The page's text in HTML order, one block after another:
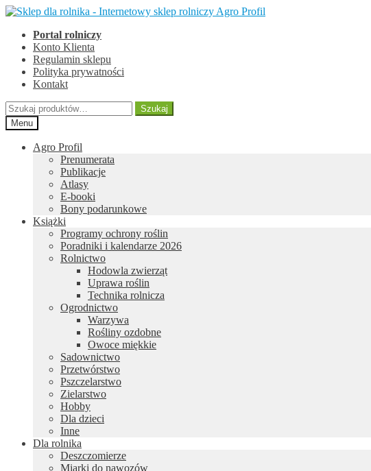
Przejdź
nawigacji
Przejdź
treści
Portal rolniczy
Konto Klienta
Regulamin sklepu
Polityka prywatności
Kontakt
Szukaj:
Szukaj
Menu
Agro Profil
Prenumerata
Publikacje
Atlasy
E-booki
Bony podarunkowe
Książki
Programy ochrony roślin
Poradniki i kalendarze 2026
Rolnictwo
Hodowla zwierząt
Uprawa roślin
Technika rolnicza
Ogrodnictwo
Warzywa
Rośliny ozdobne
Owoce miękkie
Sadownictwo
Przetwórstwo
Pszczelarstwo
Zielarstwo
Hobby
Dla dzieci
Inne
Dla rolnika
Deszczomierze
Miarki do nawozów